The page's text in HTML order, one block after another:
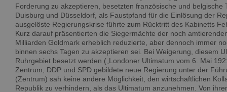
Forderung zu akzeptieren, besetzten französische und
Duisburg und Düsseldorf, als Faustpfand für die Einlösung der
ausgelöste Regierungskrise führte zum Rücktritt des Kabinetts
Kurz darauf präsentierten die Siegermächte der noch
Milliarden Goldmark erheblich reduzierte, aber dennoch immer
binnen sechs Tagen zu akzeptieren sei. Bei Weigerung, diesem
Ruhrgebiet besetzt werden („Londoner Ultimatum vom 6. Mai
Zentrum, DDP und SPD gebildete neue Regierung unter der
(Zentrum) sah keine andere Möglichkeit, den wirtschaftlichen
Republik zu verhindern, als das Ultimatum anzunehmen. Von